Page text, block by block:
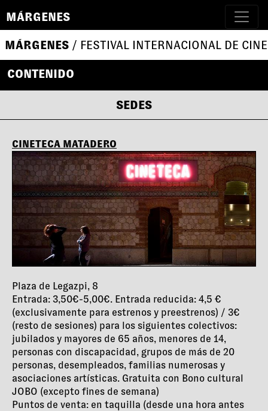
MÁRGENES
MÁRGENES / FESTIVAL INTERNACIONAL DE
CONTENIDO
SEDES
CINETECA MATADERO
Plaza de Legazpi, 8
Entrada: 3,50€-5,00€. Entrada reducida: 4,5 €
(exclusivamente para estrenos y preestrenos) / 3€
(resto de sesiones) para los siguientes colectivos:
jubilados y mayores de 65 años, menores de 14,
personas con discapacidad, grupos de más de 20
personas, desempleados, familias numerosas y
asociaciones artísticas. Gratuita con Bono cultural
JOBO (excepto fines de semana)
Puntos de venta: en taquilla (desde una hora antes